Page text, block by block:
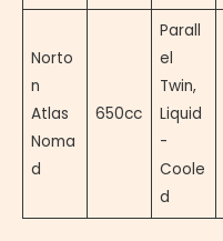
Norto
n
Atlas
Noma
d
650cc
Parall
el
Twin,
Liquid
-
Coole
d